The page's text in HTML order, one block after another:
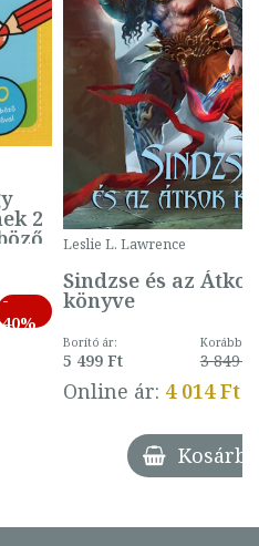
2
-
40%
Leslie L. Lawrence
Sindzse és az Átkok
könyve
Borító ár:
5 499 Ft
Korábbi
3 849 Ft
Online ár: 4 014 Ft
Kosárba